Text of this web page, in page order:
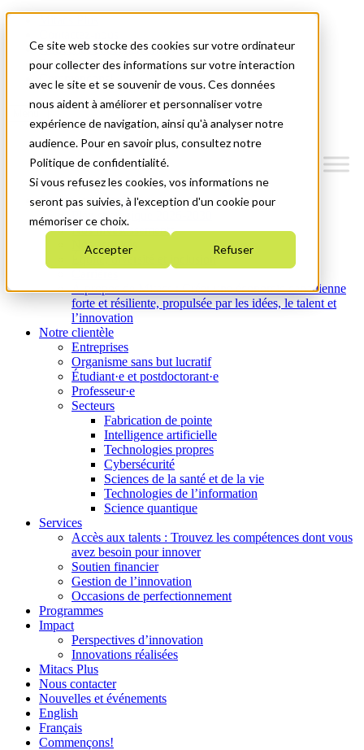
Ce site web stocke des cookies sur votre ordinateur
pour collecter des informations sur votre interaction
avec le site et se souvenir de vous. Ces données
nous aident à améliorer et personnaliser votre
expérience de navigation, ainsi qu'à analyser notre
audience. Pour en savoir plus, consultez notre
Politique de confidentialité.
Si vous refusez les cookies, vos informations ne
seront pas suivies, à l'exception d'un cookie pour
mémoriser ce choix.
Accepter Refuser
Nouvelles et événements
English
Commençons!
Qui nous sommes
Plan stratégique 2026-2030
Nos investissements
Nos activités
Équité, diversité et inclusion
À propos de Mitacs : Créer une économie canadienne
forte et résiliente, propulsée par les idées, le talent et
l’innovation
Notre clientèle
Entreprises
Organisme sans but lucratif
Étudiant·e et postdoctorant·e
Professeur·e
Secteurs
Fabrication de pointe
Intelligence artificielle
Technologies propres
Cybersécurité
Sciences de la santé et de la vie
Technologies de l’information
Science quantique
Services
Accès aux talents : Trouvez les compétences dont vous
avez besoin pour innover
Soutien financier
Gestion de l’innovation
Occasions de perfectionnement
Programmes
Impact
Perspectives d’innovation
Innovations réalisées
Mitacs Plus
Nous contacter
Nouvelles et événements
English
Français
Commençons!